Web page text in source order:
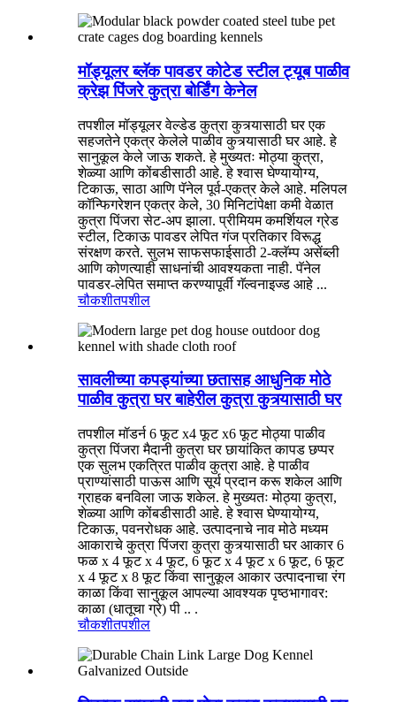
मॉड्यूलर ब्लॅक पावडर कोटेड स्टील ट्यूब पाळीव
क्रेझ पिंजरे कुत्रा बोर्डिंग केनेल
तपशील मॉड्यूलर वेल्डेड कुत्रा कुत्र्यासाठी घर एक
सहजतेने एकत्र केलेले पाळीव कुत्र्यासाठी घर आहे. हे
सानुकूल केले जाऊ शकते. हे मुख्यतः मोठ्या कुत्रा,
शेळ्या आणि कोंबडीसाठी आहे. हे श्वास घेण्यायोग्य,
टिकाऊ, साठा आणि पॅनेल पूर्व-एकत्र केले आहे. मलिपल
कॉन्फिगरेशन एकत्र केले, 30 मिनिटांपेक्षा कमी वेळात
कुत्रा पिंजरा सेट-अप झाला. प्रीमियम कमर्शियल ग्रेड
स्टील, टिकाऊ पावडर लेपित गंज प्रतिकार विरूद्ध
संरक्षण करते. सुलभ साफसफाईसाठी 2-क्लॅम्प असेंब्ली
आणि कोणत्याही साधनांची आवश्यकता नाही. पॅनेल
पावडर-लेपित समाप्त करण्यापूर्वी गॅल्वनाइज्ड आहे ...
चौकशीतपशील
सावलीच्या कपड्यांच्या छतासह आधुनिक मोठे
पाळीव कुत्रा घर बाहेरील कुत्रा कुत्र्यासाठी घर
तपशील मॉडर्न 6 फूट x4 फूट x6 फूट मोठ्या पाळीव
कुत्रा पिंजरा मैदानी कुत्रा घर छायांकित कापड छप्पर
एक सुलभ एकत्रित पाळीव कुत्रा आहे. हे पाळीव
प्राण्यांसाठी पाऊस आणि सूर्य प्रदान करू शकेल आणि
ग्राहक बनविला जाऊ शकेल. हे मुख्यतः मोठ्या कुत्रा,
शेळ्या आणि कोंबडीसाठी आहे. हे श्वास घेण्यायोग्य,
टिकाऊ, पवनरोधक आहे. उत्पादनाचे नाव मोठे मध्यम
आकाराचे कुत्रा पिंजरा कुत्रा कुत्र्यासाठी घर आकार 6
फळ x 4 फूट x 4 फूट, 6 फूट x 4 फूट x 6 फूट, 6 फूट
x 4 फूट x 8 फूट किंवा सानुकूल आकार उत्पादनाचा रंग
काळा किंवा सानुकूल आपल्या आवश्यक पृष्ठभागावर:
काळा (धातूचा ग्रे) पी .. .
चौकशीतपशील